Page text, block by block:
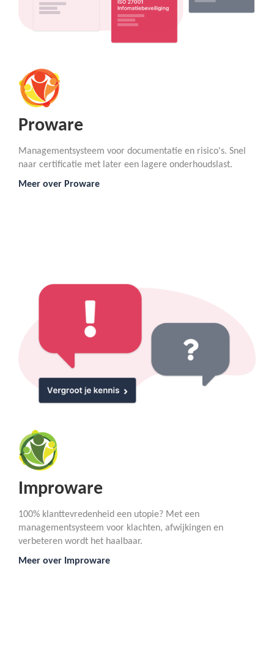
Proware
Managementsysteem voor documentatie en risico's. Snel
naar certificatie met later een lagere onderhoudslast.
Meer over Proware
Improware
100% klanttevredenheid een utopie? Met een
managementsysteem voor klachten, afwijkingen en
verbeteren wordt het haalbaar.
Meer over Improware